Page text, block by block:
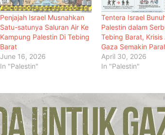
Penjajah Israel Musnahkan
Satu-satunya Saluran Air Ke
Kampung Palestin Di Tebing
Barat
June 16, 2026
In "Palestin"
Tentera Israel
Palestin dalam
Tebing Barat, Krisis
Gaza Semakin
April 30, 2026
In "Palestin"
Malaysia Dipilih Jadi Tuan
Kongres Farmasi Dunia 2027